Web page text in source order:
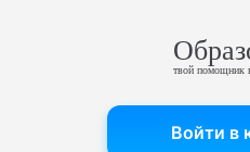
твой помощник
Войти в